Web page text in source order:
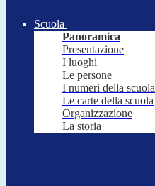
Scuola
Panoramica
Presentazione
I luoghi
Le persone
I numeri della scuola
Le carte della scuola
Organizzazione
La storia